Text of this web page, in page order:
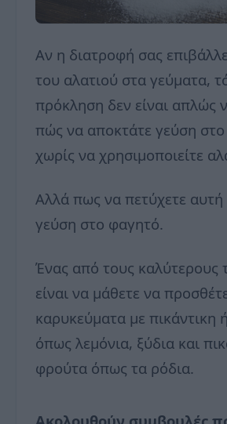
Αν η διατροφή σας
του αλατιού στα γεύματα,
πρόκληση δεν είναι απλώς
πώς να αποκτάτε γεύση
χωρίς να χρησιμοποιείτε
Αλλά πως να πετύχετε
γεύση στο φαγητό.
Ένας από τους καλύτερους
είναι να μάθετε να
καρυκεύματα με πικάντικη
όπως λεμόνια, ξύδια και
φρούτα όπως τα ρόδια.